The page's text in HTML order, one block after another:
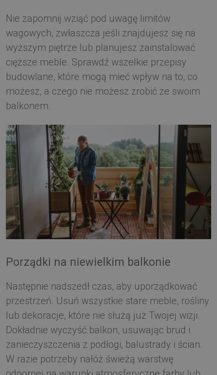
Nie zapomnij wziąć pod uwagę limitów
wagowych, zwłaszcza jeśli znajdujesz się na
wyższym piętrze lub planujesz zainstalować
cięższe meble. Sprawdź wszelkie przepisy
budowlane, które mogą mieć wpływ na to, co
możesz, a czego nie możesz zrobić ze swoim
balkonem.
Porządki na niewielkim balkonie
Następnie nadszedł czas, aby uporządkować
przestrzeń. Usuń wszystkie stare meble, rośliny
lub dekoracje, które nie służą już Twojej wizji.
Dokładnie wyczyść balkon, usuwając brud i
zanieczyszczenia z podłogi, balustrady i ścian.
W razie potrzeby nałóż świeżą warstwę